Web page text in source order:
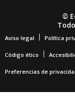
©
Aviso legal Política
Código ético
Preferencias de